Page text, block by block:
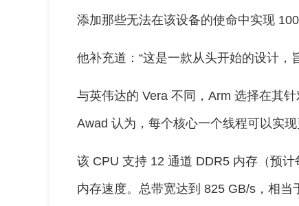
添加那些无法在该设备的使命中实现
他补充道：“这是一款从头开始的设计，
与英伟达的 Vera 不同，Arm 选择在其
Awad 认为，每个核心一个线程可以实现
该 CPU 支持 12 通道 DDR5 内存（预
内存速度。总带宽达到 825 GB/s，相当